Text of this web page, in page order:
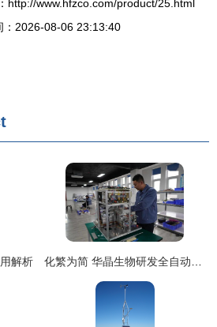
http://www.hfzco.com/product/25.html
：2026-08-06 23:13:40
解析